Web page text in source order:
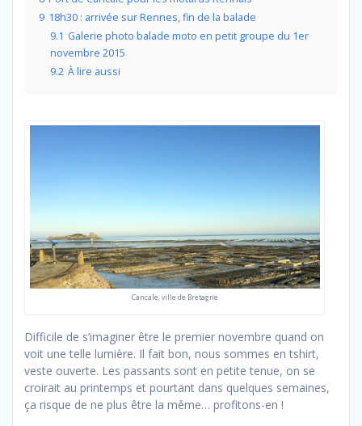
9 18h30 : arrivée sur Rennes, fin de la balade
9.1 Galerie photo balade moto en petit groupe du 1er
novembre 2015
9.2 À lire aussi
Cancale, ville de Bretagne
Difficile de s’imaginer être le premier novembre quand on
voit une telle lumière. Il fait bon, nous sommes en tshirt,
veste ouverte. Les passants sont en petite tenue, on se
croirait au printemps et pourtant dans quelques semaines,
ça risque de ne plus être la même… profitons-en !